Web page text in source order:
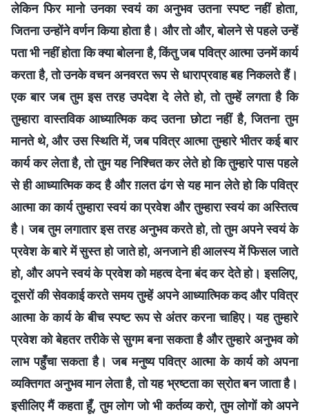
लेकिन फिर मानो उनका स्वयं का अनुभव उतना स्पष्ट नहीं होता,
जितना उन्होंने वर्णन किया होता है। और तो और, बोलने से पहले उन्हें
पता भी नहीं होता कि क्या बोलना है, किंतु जब पवित्र आत्मा उनमें कार्य
करता है, तो उनके वचन अनवरत रूप से धाराप्रवाह बह निकलते हैं।
एक बार जब तुम इस तरह उपदेश दे लेते हो, तो तुम्हें लगता है कि
तुम्हारा वास्तविक आध्यात्मिक कद उतना छोटा नहीं है, जितना तुम
मानते थे, और उस स्थिति में, जब पवित्र आत्मा तुम्हारे भीतर कई बार
कार्य कर लेता है, तो तुम यह निश्चित कर लेते हो कि तुम्हारे पास पहले
से ही आध्यात्मिक कद है और ग़लत ढंग से यह मान लेते हो कि पवित्र
आत्मा का कार्य तुम्हारा स्वयं का प्रवेश और तुम्हारा स्वयं का अस्तित्व
है। जब तुम लगातार इस तरह अनुभव करते हो, तो तुम अपने स्वयं के
प्रवेश के बारे में सुस्त हो जाते हो, अनजाने ही आलस्य में फिसल जाते
हो, और अपने स्वयं के प्रवेश को महत्व देना बंद कर देते हो। इसलिए,
दूसरों की सेवकाई करते समय तुम्हें अपने आध्यात्मिक कद और पवित्र
आत्मा के कार्य के बीच स्पष्ट रूप से अंतर करना चाहिए। यह तुम्हारे
प्रवेश को बेहतर तरीके से सुगम बना सकता है और तुम्हारे अनुभव को
लाभ पहुँचा सकता है। जब मनुष्य पवित्र आत्मा के कार्य को अपना
व्यक्तिगत अनुभव मान लेता है, तो यह भ्रष्टता का स्रोत बन जाता है।
इसीलिए मैं कहता हूँ, तुम लोग जो भी कर्तव्य करो, तुम लोगों को अपने